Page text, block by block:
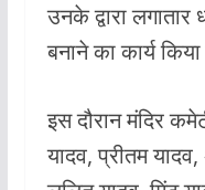
उनके द्वारा
बनाने का कार्य
इस दौरान मंदिर
यादव, प्रीतम